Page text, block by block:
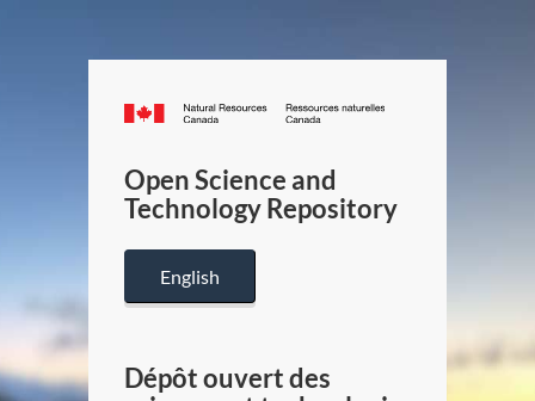
Canada.ca
/
Canada
Open Science and
Technology Repository
English
Dépôt ouvert des